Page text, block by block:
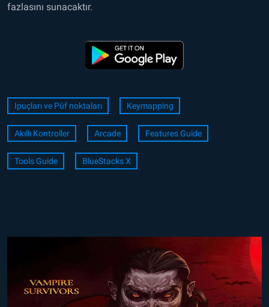
fazlasını sunacaktır.
Ipuçları ve Püf noktaları Keymapping
Akıllı Kontroller Arcade Features Guide
Tools Guide BlueStacks X